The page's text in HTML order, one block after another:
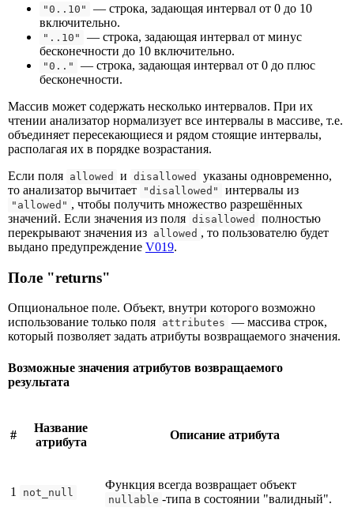
"0..10"
— строка, задающая интервал от 0 до 10
включительно.
"..10"
— строка, задающая интервал от минус
бесконечности до 10 включительно.
"0.."
— строка, задающая интервал от 0 до плюс
бесконечности.
Массив может содержать несколько интервалов. При их
чтении анализатор нормализует все интервалы в массиве, т.е.
объединяет пересекающиеся и рядом стоящие интервалы,
располагая их в порядке возрастания.
Если поля allowed и disallowed
указаны одновременно,
то анализатор вычитает
"disallowed" интервалы из
"allowed" , чтобы получить множество разрешённых
значений. Если значения из поля disallowed
полностью
перекрывают значения из allowed , то пользователю будет
выдано предупреждение V019.
Поле "returns"
Опциональное поле. Объект, внутри которого возможно
использование только поля attributes — массива строк,
который позволяет задать атрибуты возвращаемого значения.
Возможные значения атрибутов возвращаемого
результата
#
Название
атрибута
Описание атрибута
1 not_null
Функция всегда возвращает объект
nullable -типа в состоянии "валидный".